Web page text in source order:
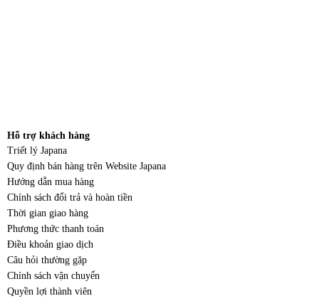
Hỗ trợ khách hàng
Triết lý Japana
Quy định bán hàng trên Website Japana
Hướng dẫn mua hàng
Chính sách đổi trả và hoàn tiền
Thời gian giao hàng
Phương thức thanh toán
Điều khoản giao dịch
Câu hỏi thường gặp
Chính sách vận chuyển
Quyền lợi thành viên